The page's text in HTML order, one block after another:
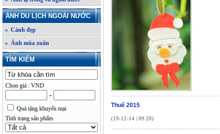
ẢNH DU LỊCH NGOÀI NƯỚC
» Cảnh đẹp
» Ảnh mùa xuân
TÌM KIẾM
Chọn giá : VND
-
Quà tặng khuyến mại
Tình trạng sản phẩm
Thuế 2015
(19-12-14 | 09:20)